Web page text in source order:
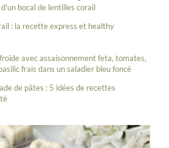
: la recette express et healthy
de pâtes : 5 idées de recettes